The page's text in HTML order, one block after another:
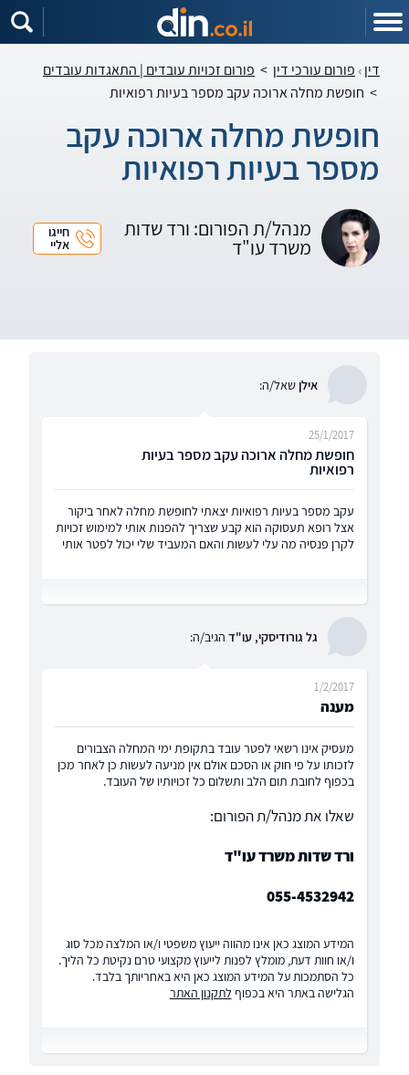
דין פורום עורכי דין > פורום זכויות עובדים | התאגדות עובדים
> חופשת מחלה ארוכה עקב מספר בעיות רפואיות
חופשת מחלה ארוכה עקב
מספר בעיות רפואיות
מנהל/ת הפורום: ורד שדות
משרד עו"ד
חייגו
אליי
אילןשאל/ה:
חופשת מחלה ארוכה עקב מספר בעיות
רפואיות
25/1/2017
עקב מספר בעיות רפואיות יצאתי לחופשת מחלה לאחר ביקור
אצל רופא תעסוקה הוא קבע שצריך להפנות אותי למימוש זכויות
לקרן פנסיה מה עלי לעשות והאם המעביד שלי יכול לפטר אותי
גל גורודיסקי, עו"ד הגיב/ה:
מענה
1/2/2017
מעסיק אינו רשאי לפטר עובד בתקופת ימי המחלה הצבורים
לזכותו על פי חוק או הסכם אולם אין מניעה לעשות כן לאחר מכן
בכפוף לחובת תום הלב ותשלום כל זכויותיו של העובד.
שאלו את מנהל/ת הפורום:
ורד שדות משרד עו"ד
055-4532942
המידע המוצג כאן אינו מהווה ייעוץ משפטי ו/או המלצה מכל סוג
ו/או חוות דעת, מומלץ לפנות לייעוץ מקצועי טרם נקיטת כל הליך.
כל הסתמכות על המידע המוצג כאן היא באחריותך בלבד.
הגלישה באתר היא בכפוף לתקנון האתר